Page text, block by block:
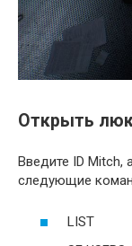
Открыть
Введите ID Mitch,
следующие
LIST